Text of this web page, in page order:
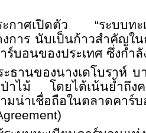
ระกาศเปิดตัว “ระบบ
งการ นับเป็นก้าวสำคัญใ
บอนของประเทศ ซึ่งกำลั
ธานของนางเดโบราห์ บ
ไม้ โดยได้เน้นย้ำถึงค
มน่าเชื่อถือในตลาดคาร์